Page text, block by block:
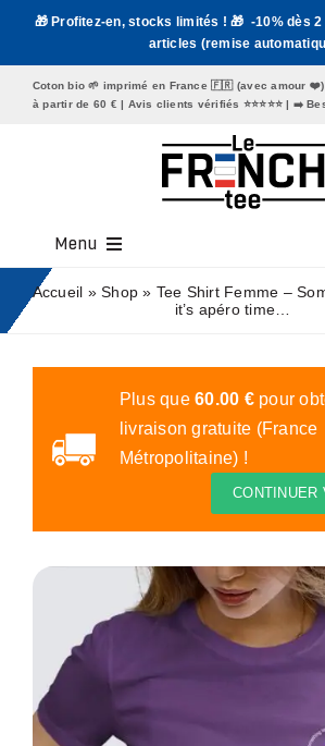
Passer🎁 Profitez-en, stocks limités ! 🎁 -10% dès
articles (remise
Coton bio 🌱 imprimé en France 🇫🇷 (avec amour
à partir de 60 € | Avis clients vérifiés ⭐️⭐️⭐️⭐️⭐️ | ➡️
Menu
Tee Shirt Homme
Tote Bags
Mon compte
Accueil »Shop » Tee Shirt Femme –
it’s apéro time…
Plus que60.00 €pour
livraison gratuite (France
Métropolitaine) !
CONTINUER